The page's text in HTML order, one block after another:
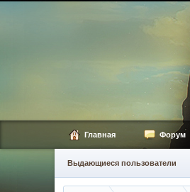
Главная Форум
Выдающиеся пользователи